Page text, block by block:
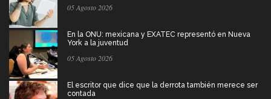
05 Agosto 2026
En la ONU: mexicana y EXATEC representó en Nueva
York a la juventud
05 Agosto 2026
El escritor que dice que la derrota también merece ser
contada